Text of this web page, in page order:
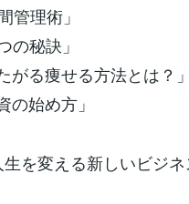
管理術」
秘訣」
る痩せる方法とは？」
始め方」
を変える新しいビジ